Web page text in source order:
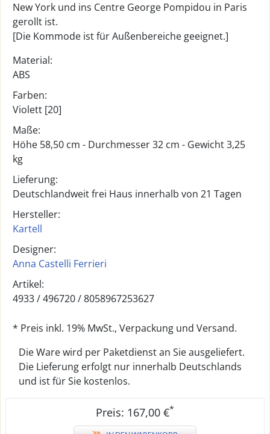
New York und ins Centre George Pompidou in Paris
gerollt ist.
[Die Kommode ist für Außenbereiche geeignet.]
Material:
ABS
Farben:
Violett [20]
Maße:
Höhe 58,50 cm - Durchmesser 32 cm - Gewicht 3,25
kg
Lieferung:
Deutschlandweit frei Haus innerhalb von 21 Tagen
Hersteller:
Kartell
Designer:
Anna Castelli Ferrieri
Artikel:
4933 /496720/8058967253627
* Preis inkl. 19% MwSt., Verpackung und Versand.
Die Ware wird per Paketdienst an Sie ausgeliefert.
Die Lieferung erfolgt nur innerhalb Deutschlands
und ist für Sie kostenlos.
Preis: 167,00 €*